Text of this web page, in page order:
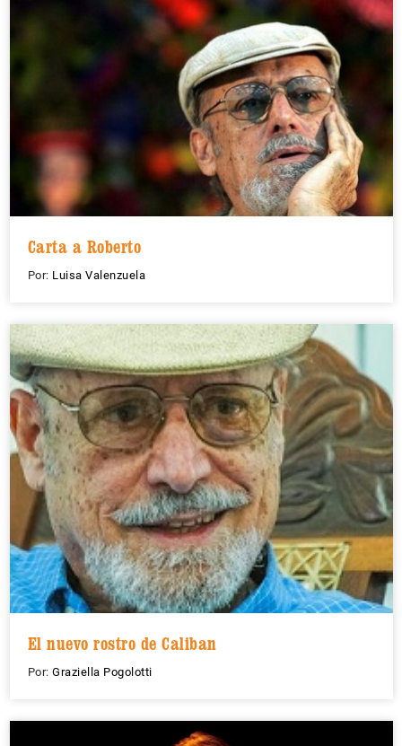
Carta a Roberto
Por: Luisa Valenzuela
El nuevo rostro de Caliban
Por: Graziella Pogolotti